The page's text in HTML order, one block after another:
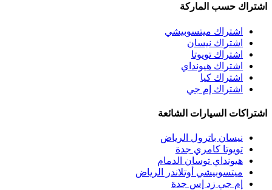
اشتراك حسب الماركة
اشتراك ميتسوبيشي
اشتراك نيسان
اشتراك تويوتا
اشتراك هيونداي
اشتراك كيا
اشتراك إم جي
اشتراكات السيارات الشائعة
نيسان باترول الرياض
تويوتا كامري جدة
هيونداي توسان الدمام
ميتسوبيشي أوتلاندر الرياض
إم جي زد إس جدة